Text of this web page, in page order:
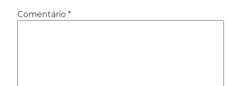
Comentário *